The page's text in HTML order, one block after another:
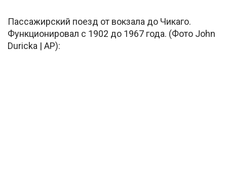
Пассажирский поезд от вокзала до Чикаго.
Функционировал с 1902 до 1967 года. (Фото John
Duricka | AP):